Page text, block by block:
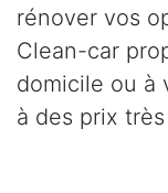
rénover vos
Clean-car
domicile ou à
à des prix